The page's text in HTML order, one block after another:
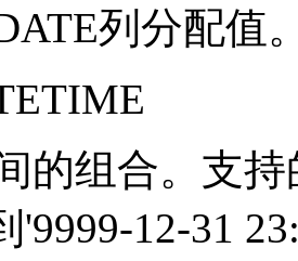
列分配值
的组合。支
'9999-12-31